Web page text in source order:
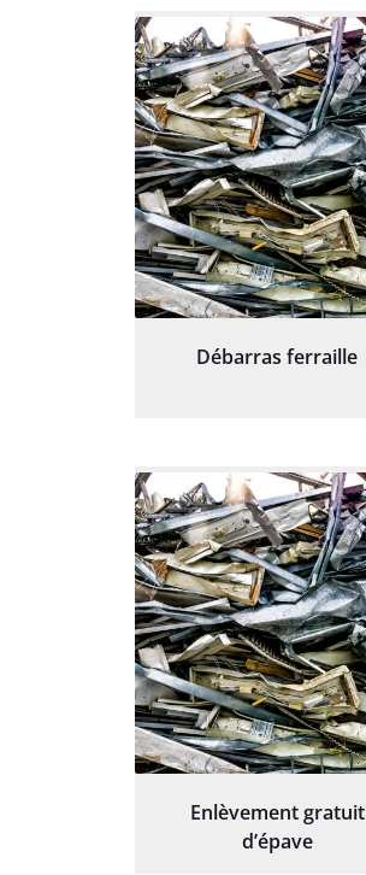
Débarras ferraille
Enlèvement gratuit
d’épave